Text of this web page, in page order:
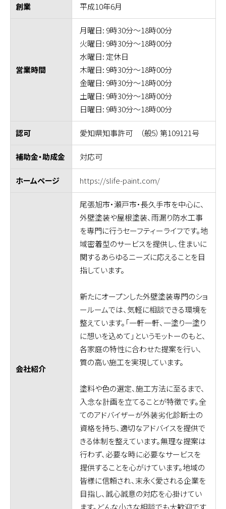
創業 平成10年6月
営業時間
月曜日: 9時30分～18時00分
火曜日: 9時30分～18時00分
水曜日: 定休日
木曜日: 9時30分～18時00分
金曜日: 9時30分～18時00分
土曜日: 9時30分～18時00分
日曜日: 9時30分～18時00分
認可 愛知県知事許可 （般5）第109121号
補助金・助成金 対応可
ホームページ https://slife-paint.com/
会社紹介
尾張旭市・瀬戸市・長久手市を中心に、
外壁塗装や屋根塗装、雨漏り防水工事
を専門に行うセーフティーライフです。地
域密着型のサービスを提供し、住まいに
関するあらゆるニーズに応えることを目
指しています。
新たにオープンした外壁塗装専門のショ
ールームでは、気軽に相談できる環境を
整えています。「一軒一軒、一塗り一塗り
に想いを込めて」というモットーのもと、
各家庭の特性に合わせた提案を行い、
質の高い施工を実現しています。
塗料や色の選定、施工方法に至るまで、
入念な計画を立てることが特徴です。全
てのアドバイザーが外装劣化診断士の
資格を持ち、適切なアドバイスを提供で
きる体制を整えています。無理な提案は
行わず、必要な時に必要なサービスを
提供することを心がけています。地域の
皆様に信頼され、末永く愛される企業を
目指し、誠心誠意の対応を心掛けてい
ます。どんな小さな相談でも大歓迎です